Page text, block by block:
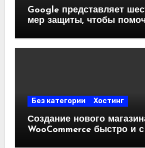
Google представляет
мер защиты, чтобы
мошенничества.
Без категории Хостинг
Создание нового
WooCommerce быстро и с